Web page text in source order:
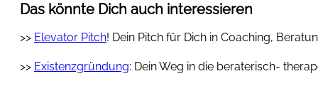
Das könnte Dich auch interessieren
>> Elevator Pitch! Dein Pitch für Dich in Coaching,
>> Existenzgründung: Dein Weg in die beraterisch-